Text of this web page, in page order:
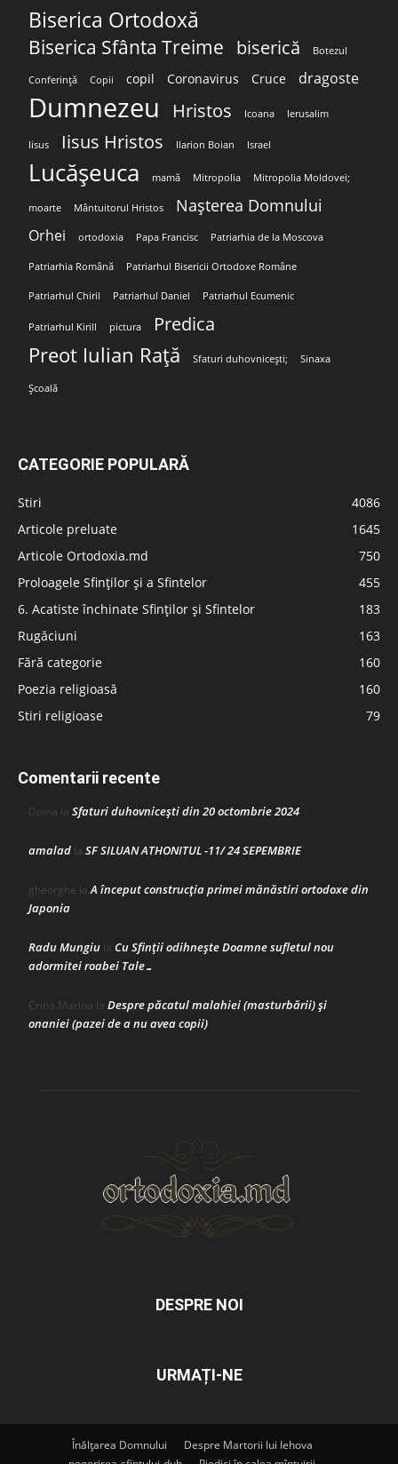
Biserica Ortodoxă
Biserica Sfânta Treime biserică Botezul
Conferință Copii copil Coronavirus Cruce dragoste
Dumnezeu Hristos Icoana Ierusalim
Iisus Iisus Hristos Ilarion Boian Israel
Lucășeuca mamă Mitropolia Mitropolia Moldovei;
moarte Mântuitorul Hristos Nașterea Domnului
Orhei ortodoxia Papa Francisc Patriarhia de la Moscova
Patriarhia Română Patriarhul Bisericii Ortodoxe Române
Patriarhul Chiril Patriarhul Daniel Patriarhul Ecumenic
Patriarhul Kirill pictura Predica
Preot Iulian Rață Sfaturi duhovnicești; Sinaxa
Școală
CATEGORIE POPULARĂ
Stiri
4086
Articole preluate
1645
Articole Ortodoxia.md
750
Proloagele Sfinților și a Sfintelor
455
6. Acatiste închinate Sfinților și Sfintelor
183
Rugăciuni
163
Fără categorie
160
Poezia religioasă
160
Stiri religioase
79
Comentarii recente
Doina la Sfaturi duhovnicești din 20 octombrie 2024
amalad la SF SILUAN ATHONITUL -11/ 24 SEPEMBRIE
gheorghe laA început construcţia primei mănăstiri ortodoxe din
Japonia
Radu Mungiu la Cu Sfinții odihnește Doamne sufletul nou
adormitei roabei Tale…
Crina Marina la Despre păcatul malahiei (masturbării) şi
onaniei (pazei de a nu avea copii)
DESPRE NOI
URMAȚI-NE
Înălțarea Domnului
Despre Martorii lui Iehova